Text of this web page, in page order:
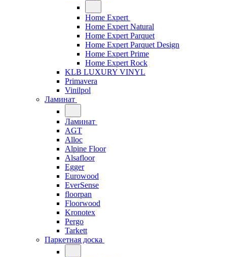
Home Expert
Home Expert Natural
Home Expert Parquet
Home Expert Parquet Design
Home Expert Prime
Home Expert Rock
KLB LUXURY VINYL
Primavera
Vinilpol
Ламинат
Ламинат
AGT
Alloc
Alpine Floor
Alsafloor
Egger
Eurowood
EverSense
floorpan
Floorwood
Kronotex
Pergo
Tarkett
Паркетная доска